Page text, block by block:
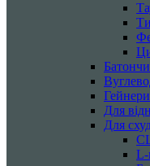
Гейнери
Для
Для
L-